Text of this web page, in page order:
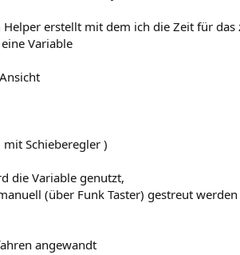
erstellt mit dem ich die Zeit für das
Variable
mit Schieberegler )
die Variable genutzt,
(über Funk Taster) gestreut
angewandt